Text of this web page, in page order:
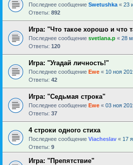
Последнее сообщение Swetushka « 23
Ответы: 892
Игра: "Что такое хорошо и что
Последнее сообщение svetlana.p « 28
Ответы: 120
Игра: "Угадай личность!"
Последнее сообщение Ewe « 10 ноя
Ответы: 42
Игра: "Седьмая строка"
Последнее сообщение Ewe « 03 ноя
Ответы: 37
4 строки одного стиха
Последнее сообщение Viacheslav « 17
Ответы: 9
Игра: "Препятствие"